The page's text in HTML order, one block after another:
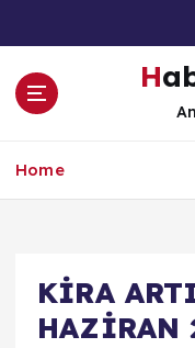
Home
KİRA
HAZİRAN